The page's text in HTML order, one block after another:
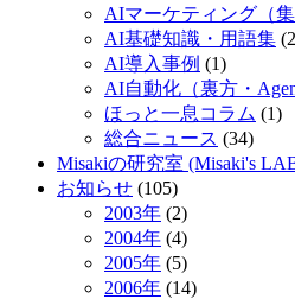
AIマーケティング（
AI基礎知識・用語集
AI導入事例 (1)
AI自動化（裏方・
ほっと一息コラム (1)
総合ニュース (34)
Misakiの研究室 (Misaki's
お知らせ (105)
2003年 (2)
2004年 (4)
2005年 (5)
2006年 (14)